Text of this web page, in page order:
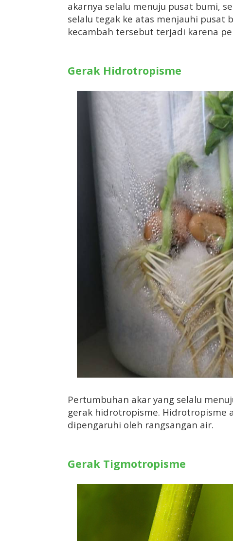
akarnya selalu menuju pusat bumi,
selalu tegak ke atas menjauhi pusat
kecambah tersebut terjadi karena
Gerak Hidrotropisme
Pertumbuhan akar yang selalu
gerak hidrotropisme. Hidrotropisme
dipengaruhi oleh rangsangan air.
Gerak Tigmotropisme